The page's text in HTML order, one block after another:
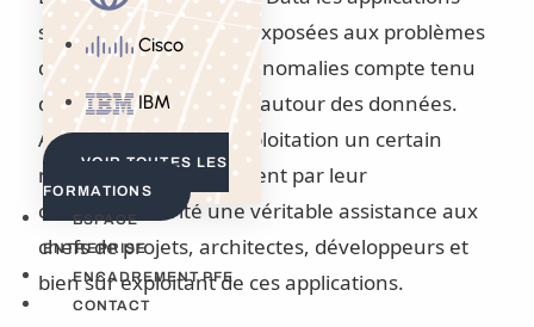
Cisco
IBM
VOIR TOUTES LES
FORMATIONS
ESPACE
ENTREPRISE
ENCADREMENT PFE
CONTACT
sont particulièrement exposées aux problèmes
de performances ou d’anomalies compte tenu
des échanges intensifs autour des données.
Afin de faciliter leur exploitation un certain
nombre d’outils proposent par leur
complémentarité une véritable assistance aux
chefs de projets, architectes, développeurs et
bien sûr exploitant de ces applications.